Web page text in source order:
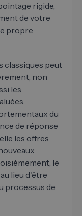
rigide,
de votre
propre
classiques peut
non
les
du
de réponse
les offres
le
lieu d'être
processus de